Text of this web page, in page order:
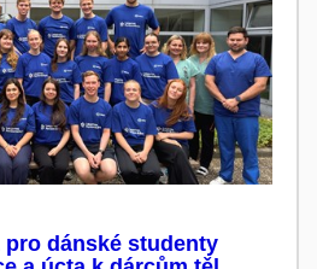
dánské studenty